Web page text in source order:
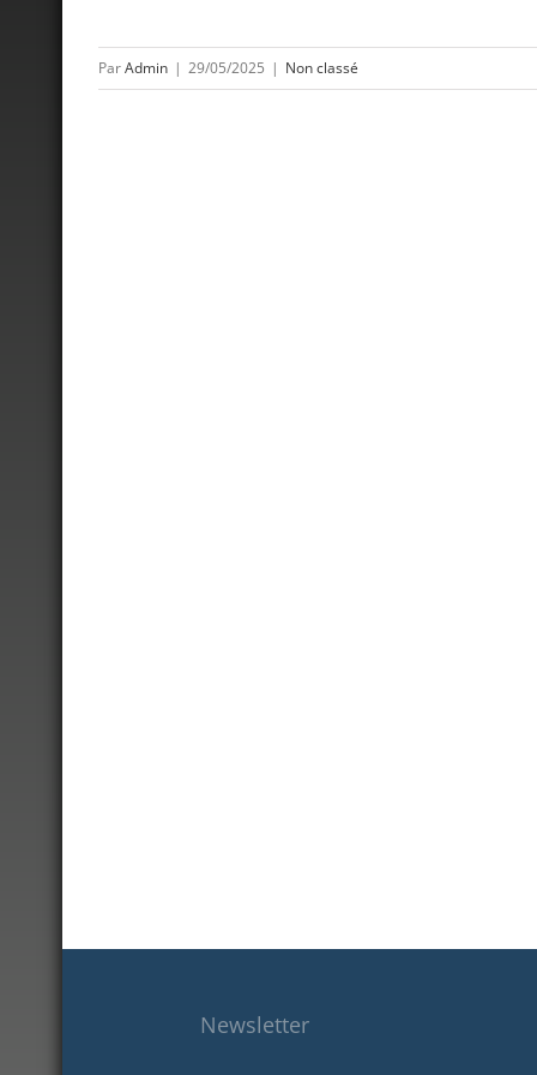
ParAdmin | 29/05/2025 | Non classé
Newsletter